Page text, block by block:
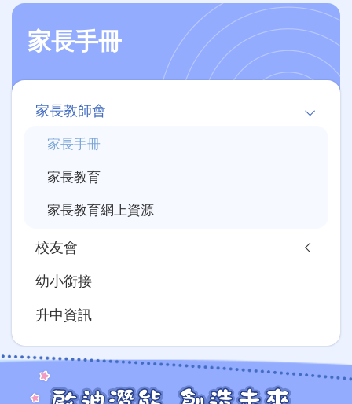
家長手冊
Main
navigation
家長教師會
家長手冊
家長教育
家長教育網上資源
校友會
幼小銜接
升中資訊